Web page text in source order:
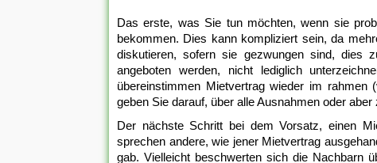
Das erste, was Sie tun möchten, wenn sie
bekommen. Dies kann kompliziert sein, da
diskutieren, sofern sie gezwungen sind, dies
angeboten werden, nicht lediglich
übereinstimmen Mietvertrag wieder im rahmen
geben Sie darauf, über alle Ausnahmen oder
Der nächste Schritt bei dem Vorsatz, einen
sprechen andere, wie jener Mietvertrag
gab. Vielleicht beschwerten sich die Nachbarn